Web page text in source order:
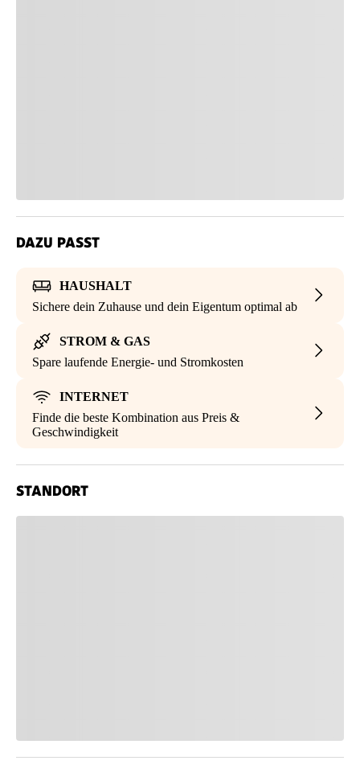
DAZU PASST
HAUSHALT
Sichere dein Zuhause und dein Eigentum optimal ab
STROM & GAS
Spare laufende Energie- und Stromkosten
INTERNET
Finde die beste Kombination aus Preis &
Geschwindigkeit
STANDORT